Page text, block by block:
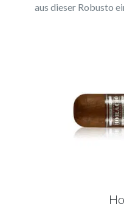
aus dieser Robusto